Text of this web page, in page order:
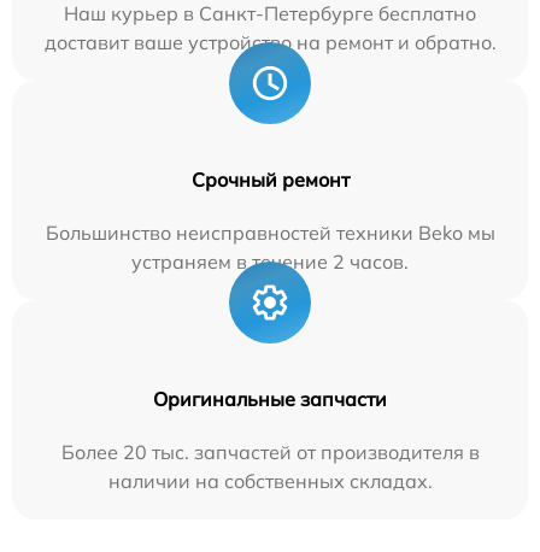
Наш курьер в Санкт-Петербурге бесплатно
доставит ваше устройство на ремонт и обратно.
Срочный ремонт
Большинство неисправностей техники Beko мы
устраняем в течение 2 часов.
Оригинальные запчасти
Более 20 тыс. запчастей от производителя в
наличии на собственных складах.